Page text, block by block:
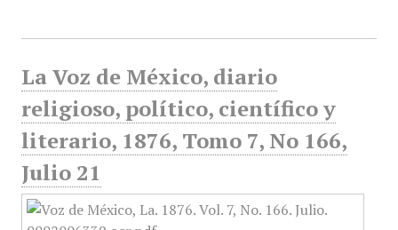
La Voz de México, diario
religioso, político, científico y
literario, 1876, Tomo 7, No 166,
Julio 21